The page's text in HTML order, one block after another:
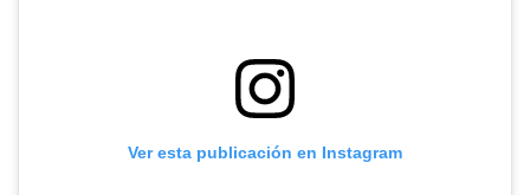
Ver esta publicación en Instagram